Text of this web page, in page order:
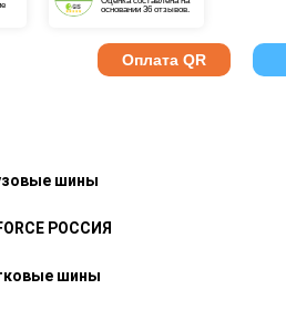
Оплата QR
основании 36 отзывов.
шины
РОССИЯ
шины